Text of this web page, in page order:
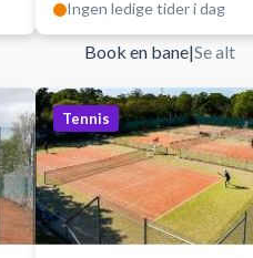
Ingen ledige tider i dag
Book en bane|Se alt
Tennis